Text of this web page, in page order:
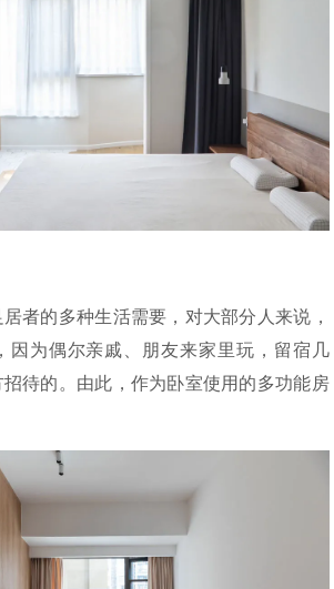
者的多种生活需要，对大部分人来说，
因为偶尔亲戚、朋友来家里玩，留宿几
待的。由此，作为卧室使用的多功能房